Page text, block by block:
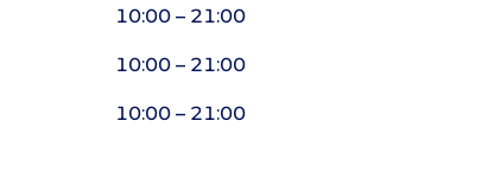
10:00 – 21:00
10:00 – 21:00
10:00 – 21:00